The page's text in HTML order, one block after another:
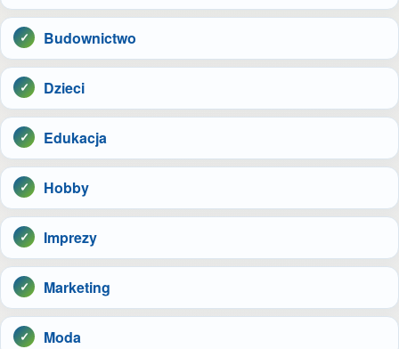
Budownictwo
Dzieci
Edukacja
Hobby
Imprezy
Marketing
Moda